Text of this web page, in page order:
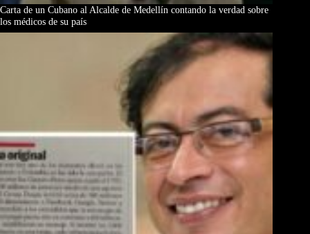
Carta de un Cubano al Alcalde de Medellín contando la verdad sobre
los médicos de su país